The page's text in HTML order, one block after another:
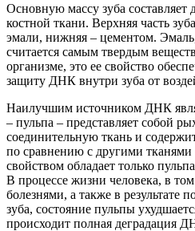
Основную массу зуба составляет
костной ткани. Верхняя часть
эмали, нижняя – цементом.
считается самым твердым
организме, это ее свойство
защиту ДНК внутри зуба от
Наилучшим источником ДНК
– пульпа – представляет собой
соединительную ткань и
по сравнению с другими тканями
свойством обладает только
В процессе жизни человека, в
болезнями, а также в результате
зуба, состояние пульпы
происходит полная деградация